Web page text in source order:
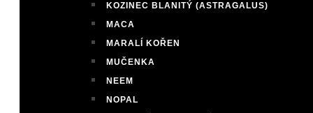
KOZINEC BLANITÝ (ASTRAGALUS)
MACA
MARALÍ KOŘEN
MUČENKA
NEEM
NOPAL